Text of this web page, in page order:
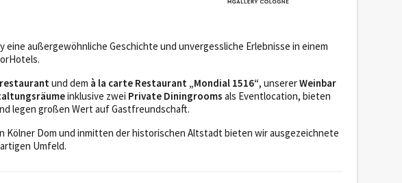
eine außergewöhnliche Geschichte und unvergessliche Erlebnisse in einem
und dem à la carte Restaurant „Mondial 1516“, unsererWeinbar
inklusive zwei Private Diningrooms als Eventlocation, bieten
legen großen Wert auf Gastfreundschaft.
Kölner Dom und inmitten der historischen Altstadt bieten wir ausgezeichnete
Umfeld.